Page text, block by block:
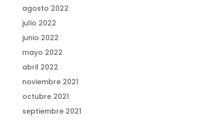
agosto 2022
julio 2022
junio 2022
mayo 2022
abril 2022
noviembre 2021
octubre 2021
septiembre 2021